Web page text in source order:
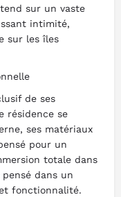
sur un vaste
intimité,
sur les îles
de ses
résidence se
ses matériaux
pour un
totale dans
dans un
fonctionnalité.